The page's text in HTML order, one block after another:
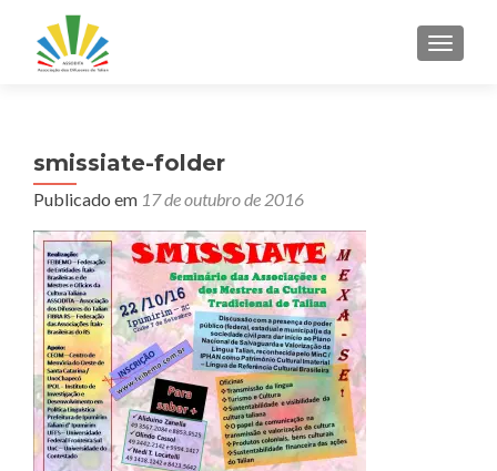
smissiate-folder
Publicado em 17 de outubro de 2016